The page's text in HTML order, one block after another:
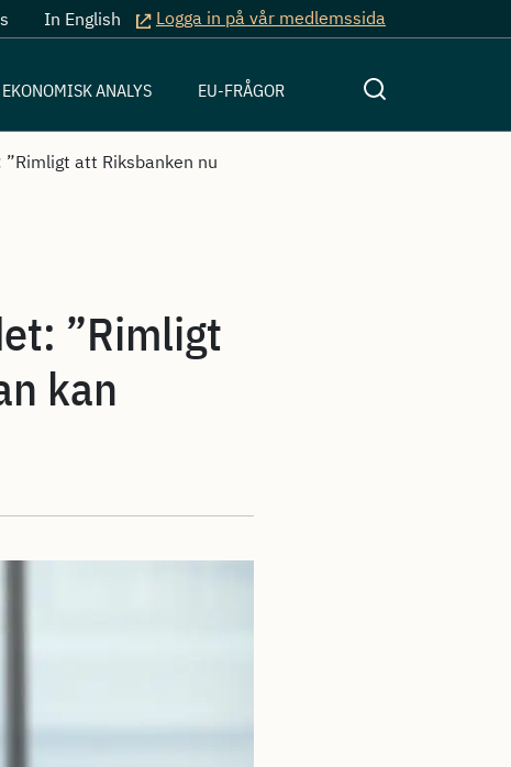
In English Logga in på vår medlemssida
EKONOMISK ANALYS EU-FRÅGOR
att Riksbanken nu
”Rimligt
kan